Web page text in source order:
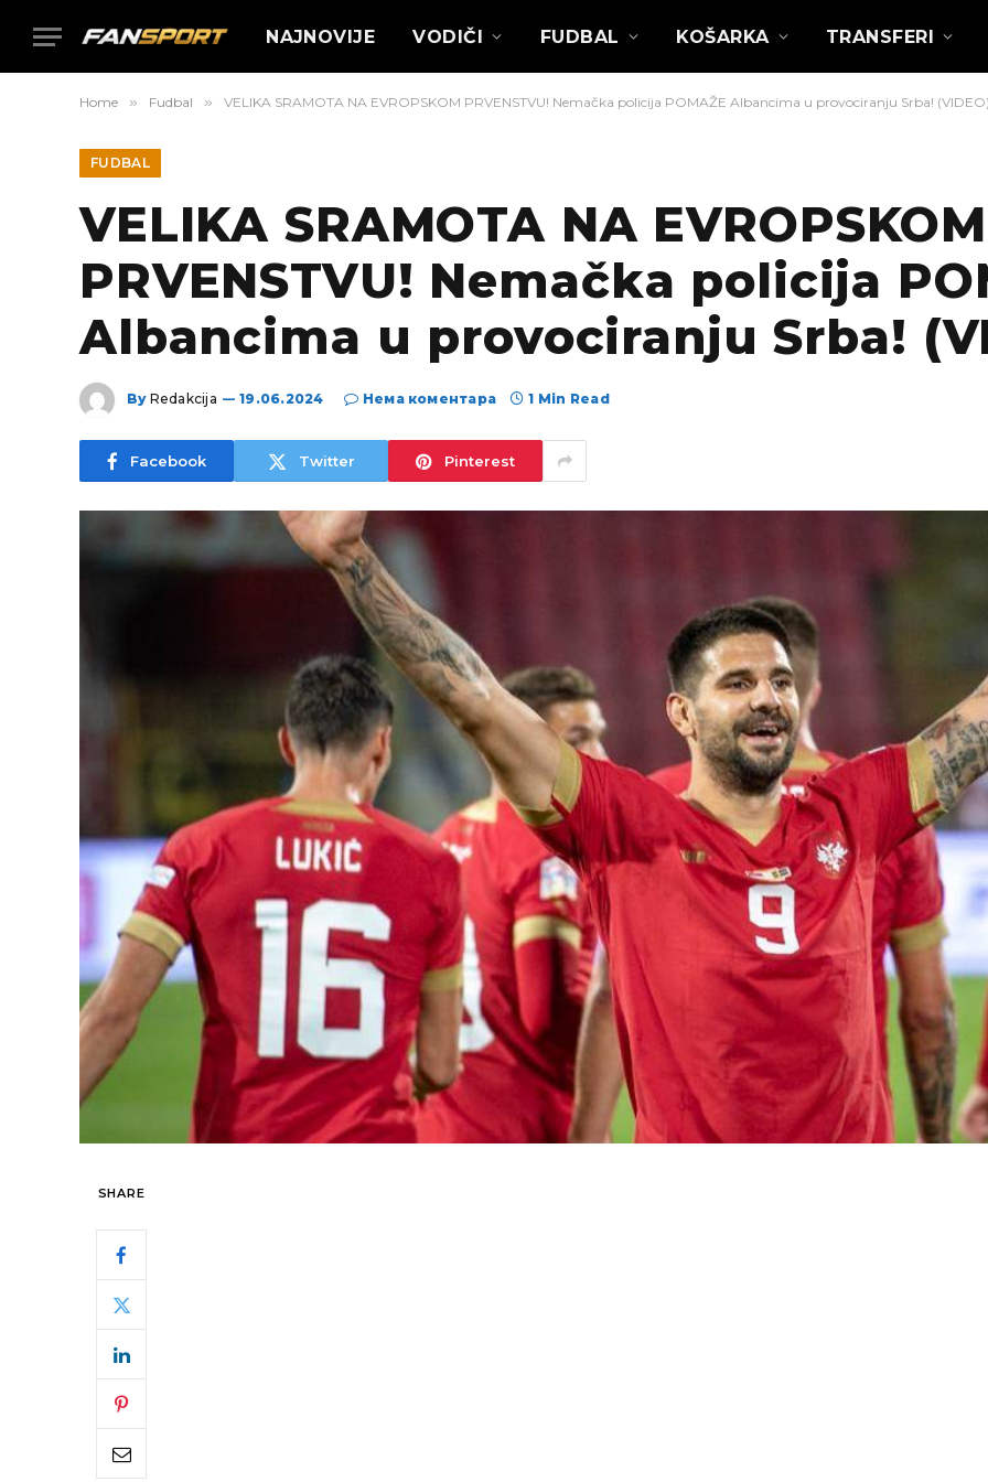
NAJNOVIJE VODIČI FUDBAL KOŠARKA TRANSFERI
Home » Fudbal » VELIKA SRAMOTA NA EVROPSKOM PRVENSTVU! Nemačka policija POMAŽE Albancima u provociranju Srba!
FUDBAL
VELIKA SRAMOTA NA EVROPSKOM
PRVENSTVU! Nemačka policija
Albancima u provociranju Srba!
By Redakcija 19.06.2024 Нема коментара 1 Min Read
Facebook Twitter Pinterest
SHARE